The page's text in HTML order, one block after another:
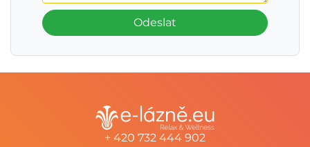
Odeslat
+ 420 732 444 902